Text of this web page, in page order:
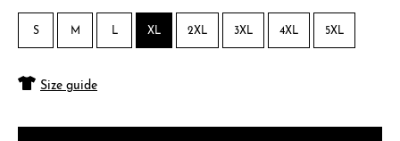
S M L XL 2XL 3XL 4XL 5XL
Size guide